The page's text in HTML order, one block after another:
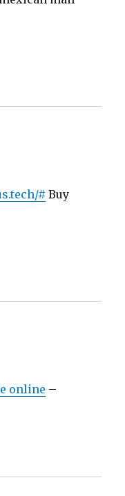
#Buy
online –